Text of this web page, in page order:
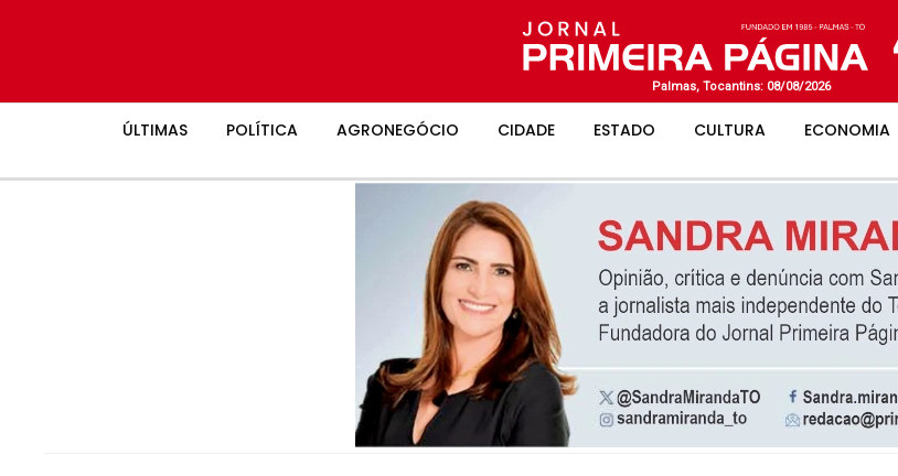
Palmas, Tocantins: 08/08/2026
ÚLTIMAS POLÍTICA AGRONEGÓCIO CIDADE ESTADO CULTURA ECONOMIA